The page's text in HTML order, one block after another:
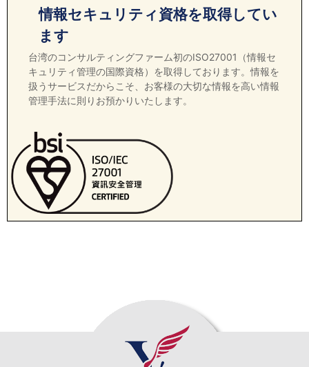
情報セキュリティ資格を取得してい
ます
台湾のコンサルティングファーム初のISO27001（情報セ
キュリティ管理の国際資格）を取得しております。情報を
扱うサービスだからこそ、お客様の大切な情報を高い情報
管理手法に則りお預かりいたします。